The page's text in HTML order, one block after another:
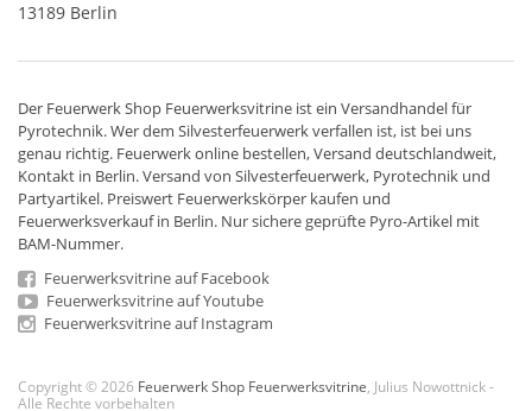
13189 Berlin
Der Feuerwerk Shop Feuerwerksvitrine ist ein Versandhandelfür
Pyrotechnik. Wer dem Silvesterfeuerwerk verfallen ist, ist bei uns
genau richtig. Feuerwerk online bestellen,Versand deutschlandweit,
Kontakt in Berlin. Versand von Silvesterfeuerwerk, Pyrotechnik und
Partyartikel. Preiswert Feuerwerkskörper kaufen und
Feuerwerksverkauf in Berlin. Nur sichere geprüfte Pyro-Artikel mit
BAM-Nummer.
Feuerwerksvitrine auf Facebook
Feuerwerksvitrine auf Youtube
Feuerwerksvitrine auf Instagram
Copyright © 2026 Feuerwerk Shop Feuerwerksvitrine , Julius Nowottnick -
Alle Rechte vorbehalten